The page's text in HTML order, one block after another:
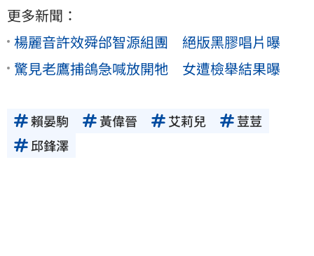
更多新聞：
楊麗音許效舜邰智源組團 絕版黑膠唱片曝
驚見老鷹捕鴿急喊放開牠 女遭檢舉結果曝
賴晏駒 黃偉晉 艾莉兒
荳荳
邱鋒澤